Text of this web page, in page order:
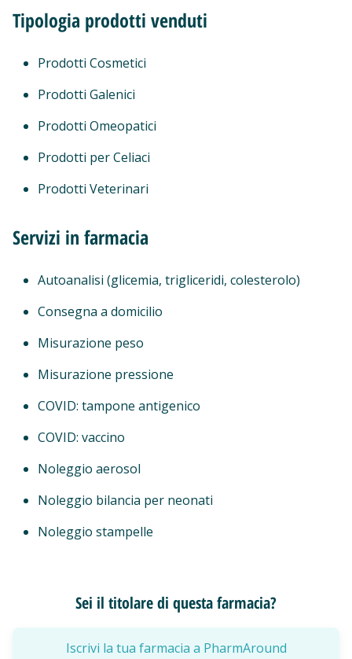
Tipologia prodotti venduti
Prodotti Cosmetici
Prodotti Galenici
Prodotti Omeopatici
Prodotti per Celiaci
Prodotti Veterinari
Servizi in farmacia
Autoanalisi (glicemia, trigliceridi, colesterolo)
Consegna a domicilio
Misurazione peso
Misurazione pressione
COVID: tampone antigenico
COVID: vaccino
Noleggio aerosol
Noleggio bilancia per neonati
Noleggio stampelle
Sei il titolare di questa farmacia?
Iscrivi la tua farmacia a PharmAround